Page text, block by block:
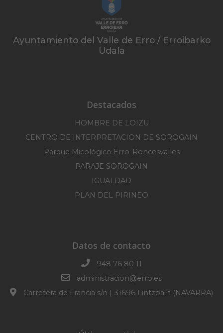
Ayuntamiento del Valle de Erro / Erroibarko
Udala
Destacados
HOMBRE DE LOIZU
CENTRO DE INTERPRETACION DE SOROGAIN
Parque Micológico Erro-Roncesvalles
PARAJE SOROGAIN
IGUALDAD
PLAN DEL PIRINEO
Datos de contacto
948 76 80 11
administracion@erro.es
Carretera de Francia s/n | 31696 Lintzoain (NAVARRA)